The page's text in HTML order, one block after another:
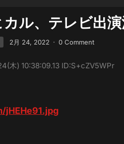
ル、テレビ出
2月 24, 2022 · 0 Comment
木) 10:38:09.13 ID:S+cZV5WPr